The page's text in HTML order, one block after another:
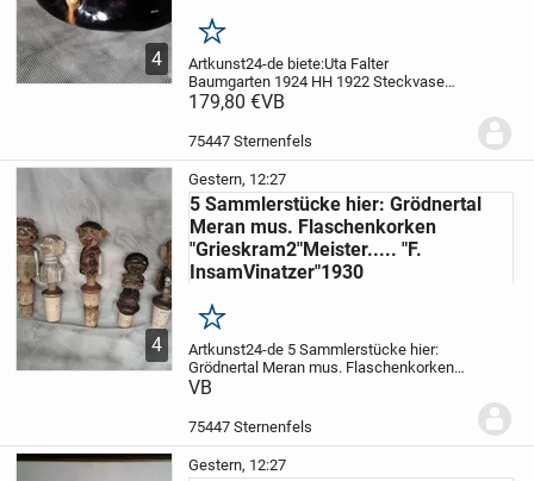
4
Merken
Artkunst24-debiete:Uta Falter
Baumgarten 1924 HH 1922 Steckvase
Orange Ocker Stahlblau Kunst
Bossard.Steckvase Orange Ocker
179,80 €VB
75447 Sternenfels
4
Gestern, 12:27
5 Sammlerstücke hier: Grödnertal
Meran mus. Flaschenkorken
"Grieskram2"Meister..... "F.
InsamVinatzer"1930
Merken
Artkunst24-de5 Sammlerstücke hier:
Grödnertal Meran mus. Flaschenkorken
"Grieskram2"Meister..... "F.
Vollplastisch aus Holz geschnitzt,
VB
75447 Sternenfels
Gestern, 12:27